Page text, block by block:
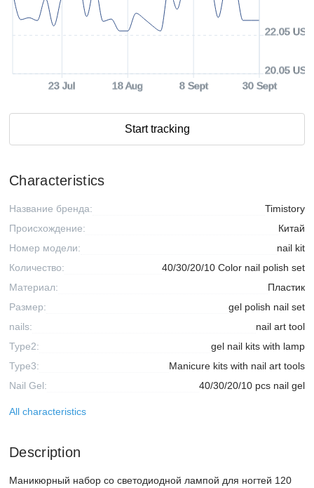
23 Jul 18 Aug 8 Sept 30 Sept
20.05 USD
22.05 USD
Start tracking
Characteristics
Название бренда:
Timistory
Происхождение:
Китай
Номер модели:
nail kit
Количество:
40/30/20/10 Color nail polish set
Материал:
Пластик
Размер:
gel polish nail set
nails:
nail art tool
Type2:
gel nail kits with lamp
Type3:
Manicure kits with nail art tools
Nail Gel:
40/30/20/10 pcs nail gel
All characteristics
Description
Маникюрный набор со светодиодной лампой для ногтей 120